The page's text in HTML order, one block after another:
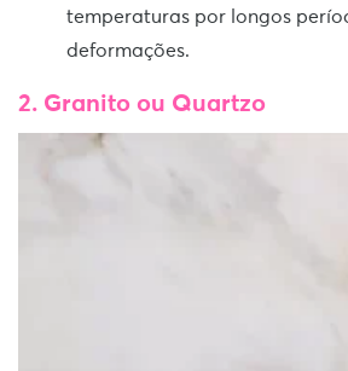
temperaturas por longos
deformações.
2. Granito ou Quartzo